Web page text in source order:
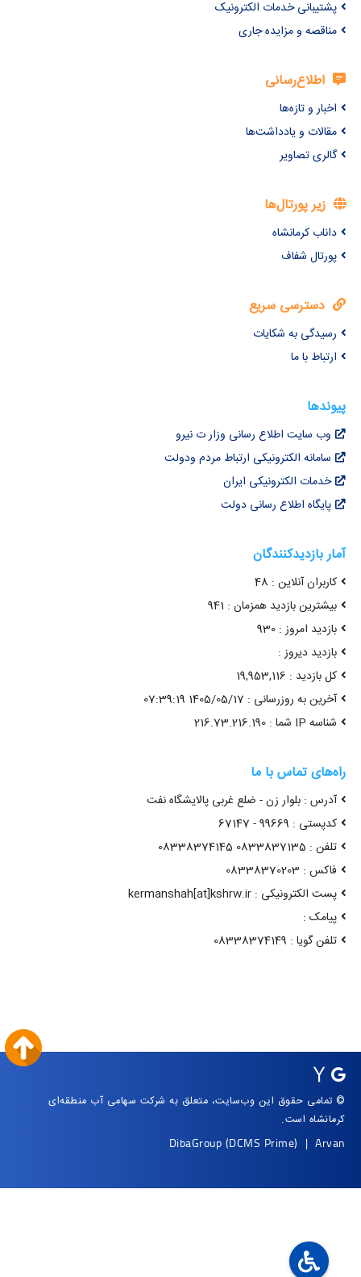
پشتیبانی خدمات الکترونیک
مناقصه و مزایده جاری
اطلاع‌رسانی
اخبار و تازه‌ها
مقالات و یادداشت‌ها
گالری تصاویر
زیر پورتال‌ها
داناب کرمانشاه
پورتال شفاف
دسترسی سریع
رسیدگی به شکایات
ارتباط با ما
پیوندها
وب سایت اطلاع رسانی وزار ت نیرو
سامانه الکترونیکی ارتباط مردم ودولت
خدمات الکترونیکی ایران
پایگاه اطلاع رسانی دولت
آمار بازدیدکنندگان
کاربران آنلاین : 48
بیشترین بازدید همزمان : 941
بازدید امروز : 930
بازدید دیروز :
کل بازدید : 19,953,116
آخرین به روزرسانی : 1405/05/17 07:39:19
شناسه IP شما : 216.73.216.190
راه‌های تماس با ما
آدرس : بلوار زن - ضلع غربی پالایشگاه نفت
کدپستی : 99669 - 67147
تلفن : 0833837135 08338374145
فاکس : 08338370203
پست الکترونیکی : kermanshah[at]kshrw.ir
پیامک :
تلفن گویا : 08338374149
© تمامی حقوق این وب‌سایت، متعلق به شرکت سهامی آب منطقه‌ای
کرمانشاه است.
DibaGroup (DCMS Prime) |Arvan